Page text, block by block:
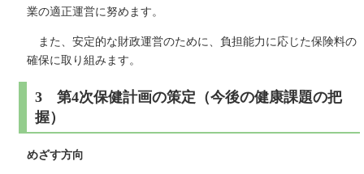
業の適正運営に努めます。
また、安定的な財政運営のために、負担能力に応じた保険料の
確保に取り組みます。
3 第4次保健計画の策定（今後の健康課題の把
握）
めざす方向